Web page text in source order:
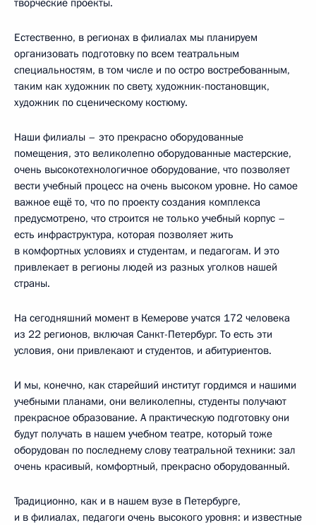
Естественно, в регионах в филиалах мы планируем
организовать подготовку по всем театральным
специальностям, в том числе и по остро востребованным,
таким как художник по свету, художник-постановщик,
художник по сценическому костюму.
Наши филиалы – это прекрасно оборудованные
помещения, это великолепно оборудованные мастерские,
очень высокотехнологичное оборудование, что позволяет
вести учебный процесс на очень высоком уровне. Но самое
важное ещё то, что по проекту создания комплекса
предусмотрено, что строится не только учебный корпус –
есть инфраструктура, которая позволяет жить
в комфортных условиях и студентам, и педагогам. И это
привлекает в регионы людей из разных уголков нашей
страны.
На сегодняшний момент в Кемерове учатся 172 человека
из 22 регионов, включая Санкт-Петербург. То есть эти
условия, они привлекают и студентов, и абитуриентов.
И мы, конечно, как старейший институт гордимся и нашими
учебными планами, они великолепны, студенты получают
прекрасное образование. А практическую подготовку они
будут получать в нашем учебном театре, который тоже
оборудован по последнему слову театральной техники: зал
очень красивый, комфортный, прекрасно оборудованный.
Традиционно, как и в нашем вузе в Петербурге,
и в филиалах, педагоги очень высокого уровня: и известные